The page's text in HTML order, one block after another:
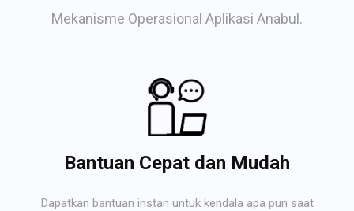
Mekanisme Operasional Aplikasi Anabul.
Bantuan Cepat dan Mudah
Dapatkan bantuan instan untuk kendala apa pun saat